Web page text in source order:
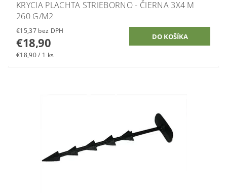
KRYCIA PLACHTA STRIEBORNO - ČIERNA 3X4 M
260 G/M2
€15,37 bez DPH
€18,90
€18,90 / 1 ks